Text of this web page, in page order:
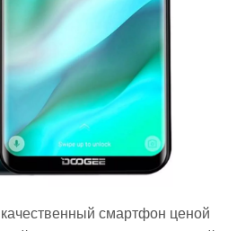
смартфон ценой